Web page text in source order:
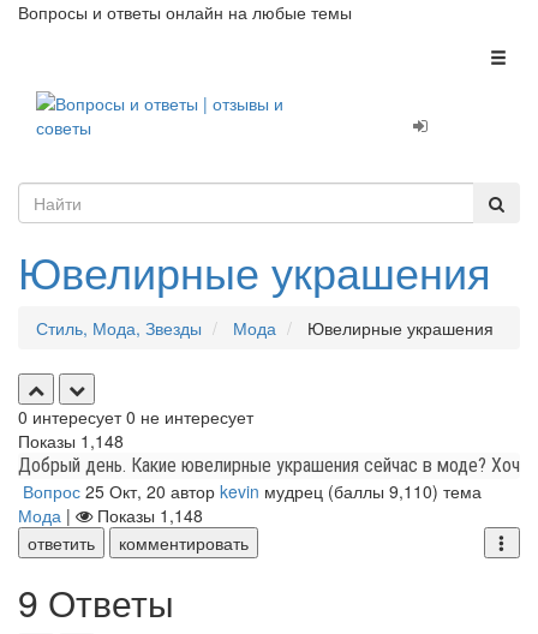
Вопросы и ответы онлайн на любые темы
Ювелирные украшения
Стиль, Мода, Звезды Мода Ювелирные украшения
0 интересует 0 не интересует
Показы 1,148
Добрый день. Какие ювелирные украшения сейчас в моде? Хочу
Вопрос 25 Окт, 20 автор kevin мудрец (баллы 9,110) тема
Мода | Показы 1,148
ответить
комментировать
9 Ответы